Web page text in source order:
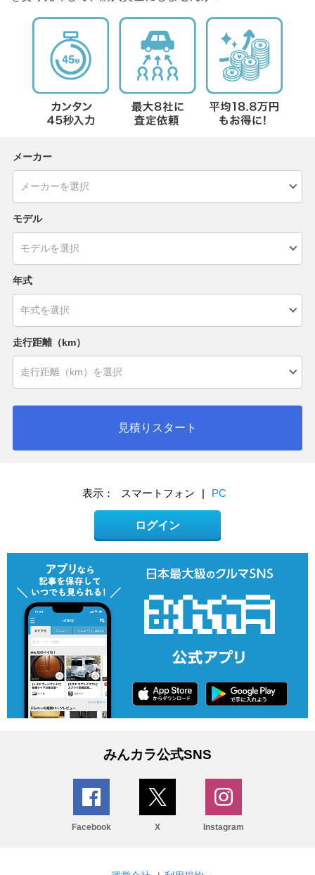
メーカー
モデル
年式
走行距離（km）
見積りスタート
表示： スマートフォン | PC
ログイン
みんカラ公式SNS
Facebook X Instagram